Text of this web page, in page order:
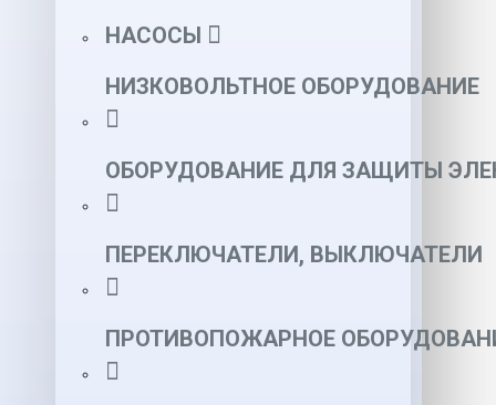
НАСОСЫ
НИЗКОВОЛЬТНОЕ ОБОРУДОВАНИЕ
ОБОРУДОВАНИЕ ДЛЯ ЗАЩИТЫ
ПЕРЕКЛЮЧАТЕЛИ, ВЫКЛЮЧАТЕЛИ
ПРОТИВОПОЖАРНОЕ